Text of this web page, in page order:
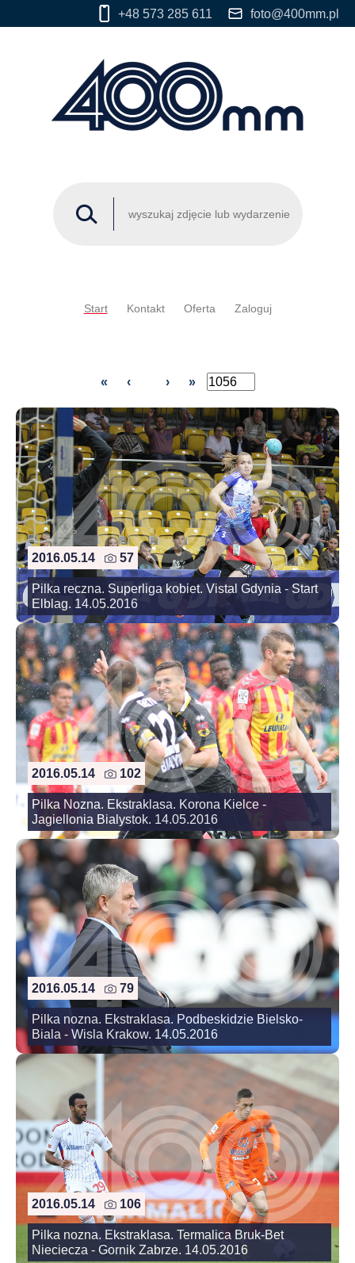
+48 573 285 611 foto@400mm.pl
Start Kontakt Oferta Zaloguj
« ‹ › »
2016.05.14 57
Pilka reczna. Superliga kobiet. Vistal Gdynia - Start
Elblag. 14.05.2016
2016.05.14 102
Pilka Nozna. Ekstraklasa. Korona Kielce -
Jagiellonia Bialystok. 14.05.2016
2016.05.14 79
Pilka nozna. Ekstraklasa. Podbeskidzie Bielsko-
Biala - Wisla Krakow. 14.05.2016
2016.05.14 106
Pilka nozna. Ekstraklasa. Termalica Bruk-Bet
Nieciecza - Gornik Zabrze. 14.05.2016